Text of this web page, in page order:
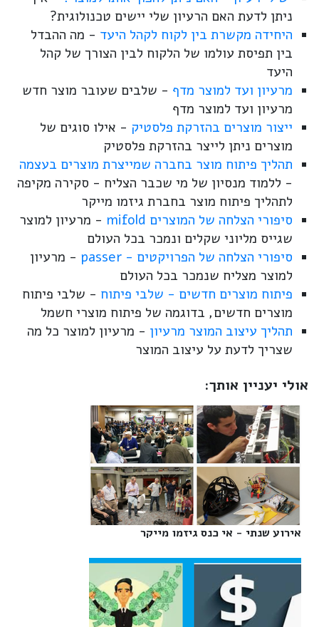
ניתן לדעת האם הרעיון שלי יישים טכנולוגית?
היחידה מקשרת בין לקוח לקהל היעד - מה ההבדל
בין תפיסת עולמו של הלקוח לבין הצורך של קהל
היעד
מרעיון ועד למוצר מדף - שלבים שעובר מוצר חדש
מרעיון ועד למוצר מדף
ייצור מוצרים בהזרקת פלסטיק - אילו סוגים של
מוצרים ניתן לייצר בהזרקת פלסטיק
תהליך פיתוח מוצר בחברה שמייצרת מוצרים בעצמה
- ללמוד מנסיון של מי שכבר הצליח - סקירה מקיפה
לתהליך פיתוח מוצר בחברת גיזמו מייקר
סיפורי הצלחה של המוצרים mifold
- מרעיון למוצר
שגייס מליוני שקלים ונמכר בכל העולם
סיפורי הצלחה של הפרויקטים - passer
- מרעיון
למוצר מצליח שנמכר בכל העולם
פיתוח מוצרים חדשים - שלבי פיתוח - שלבי פיתוח
מוצרים חדשים, בדוגמה של פיתוח מוצרי חשמל
תהליך עיצוב המוצר מרעיון - מרעיון למוצר כל מה
שצריך לדעת על עיצוב המוצר
אולי יעניין אותך:
אירוע שנתי - אי כנס גיזמו מייקר‎